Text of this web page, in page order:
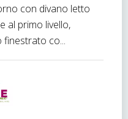
con divano letto
al primo livello,
finestrato co...